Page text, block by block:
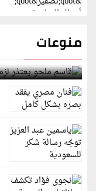
منوعات
قاسم ملحو يعتذر